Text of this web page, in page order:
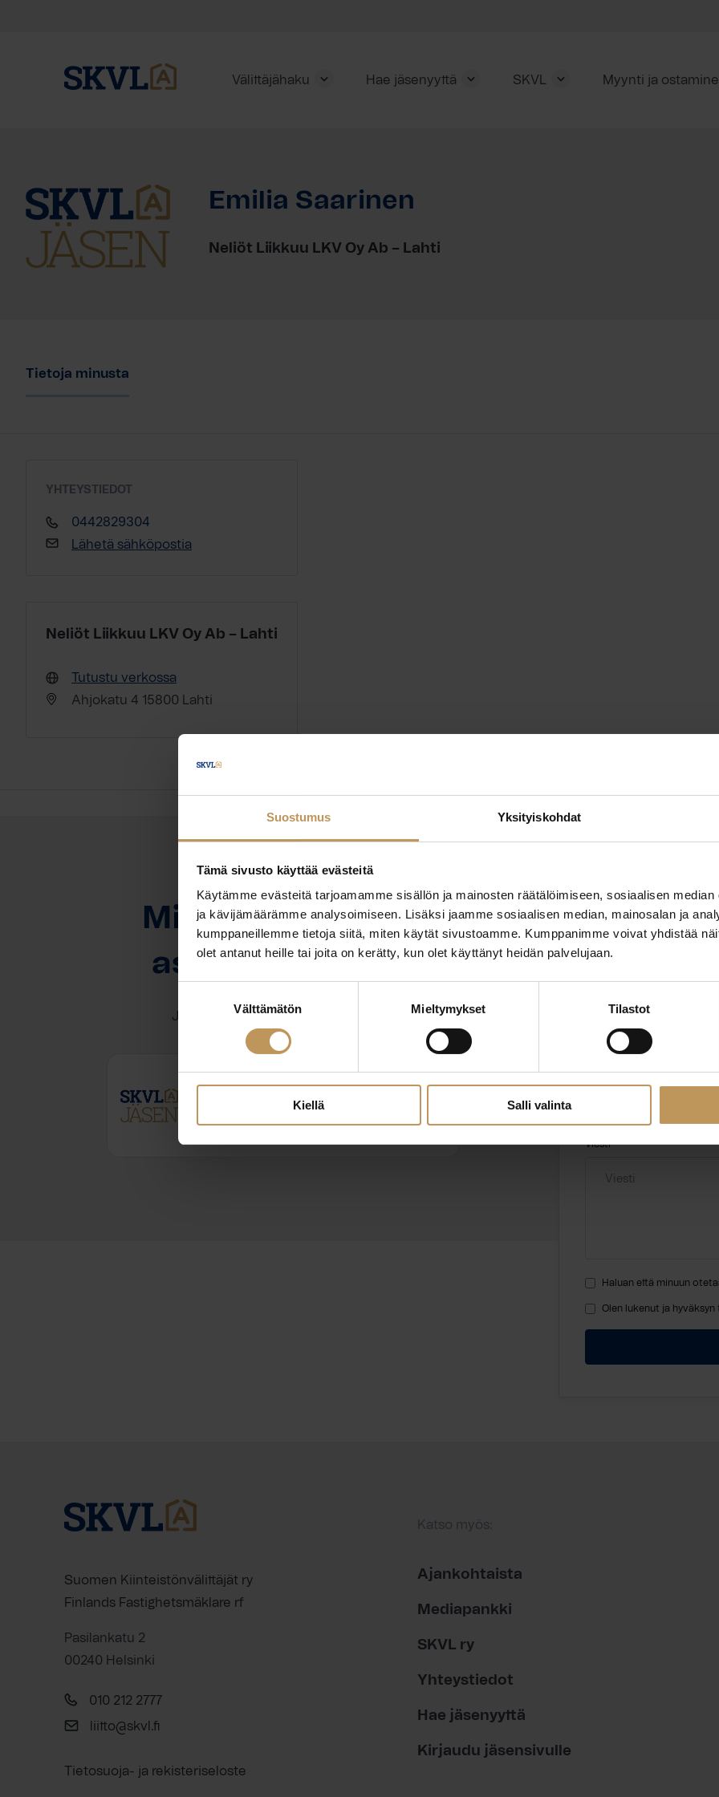
Suostumus Yksityiskohdat
Tämä sivusto käyttää evästeitä
Käytämme evästeitä tarjoamamme sisällön ja mainosten räätälöimiseen, sosiaalisen
ja kävijämäärämme analysoimiseen. Lisäksi jaamme sosiaalisen median, mainosalan ja
kumppaneillemme tietoja siitä, miten käytät sivustoamme. Kumppanimme voivat yhdistää
olet antanut heille tai joita on kerätty, kun olet käyttänyt heidän palvelujaan.
valinta
Välttämätön Mieltymykset Tilastot
Kiellä Salli valinta
Välittäjähaku Hae jäsenyyttä SKVL Myynti ja
Emilia Saarinen
Neliöt Liikkuu LKV Oy Ab – Lahti
Tietoja minusta
YHTEYSTIEDOT
0442829304
Lähetä sähköpostia
Neliöt Liikkuu LKV Oy Ab – Lahti
Tutustu verkossa
Ahjokatu 4 15800 Lahti
Miten voin auttaa
asuntoasioissa?
Jätä yhteystietosi, niin otan yhteyttä
Emilia Saarinen
0442829304
"*" näyttää pakolliset
Aihe
Viesti
Haluan että minuun
Olen lukenut ja hyväksyn
Suomen Kiinteistönvälittäjät ry
Finlands Fastighetsmäklare rf
Pasilankatu 2
00240 Helsinki
010 212 2777
liitto@skvl.fi
Tietosuoja- ja rekisteriseloste
Katso myös:
Ajankohtaista
Mediapankki
SKVL ry
Yhteystiedot
Hae jäsenyyttä
Kirjaudu jäsensivulle